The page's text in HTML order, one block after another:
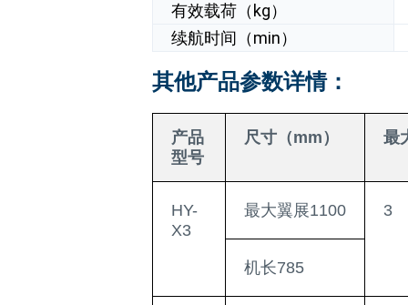
有效载荷（kg）
续航时间（min）
其他产品参数详情：
产品
型号
尺寸（mm） 最
HY-
X3
最大翼展1100 3
机长785